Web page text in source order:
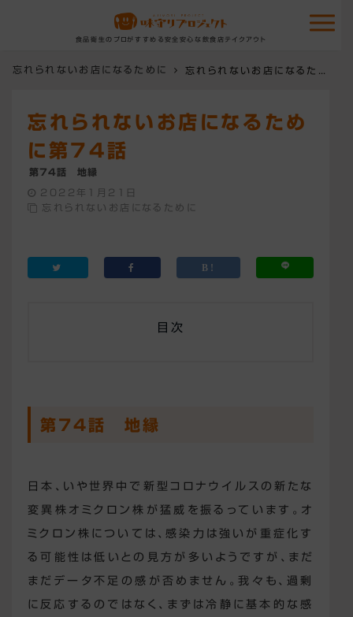
食品衛生のプロがすすめる安全安心な飲食店テイクアウト
忘れられないお店になるために
忘れられないお店になるため
に第74話
第74話 地縁
2022年1月21日
忘れられないお店になるために
目次
第74話 地縁
日本、いや世界中で新型コロナウイルスの新たな
変異株オミクロン株が猛威を振るっています。オ
ミクロン株については、感染力は強いが重症化す
る可能性は低いとの見方が多いようですが、まだ
まだデータ不足の感が否めません。我々も、過剰
に反応するのではなく、まずは冷静に基本的な感